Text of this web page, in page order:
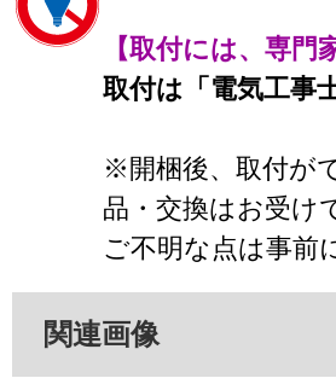
【取付には、専
取付は「電気工事
※開梱後、取付が
品・交換はお受け
ご不明な点は事前
関連画像